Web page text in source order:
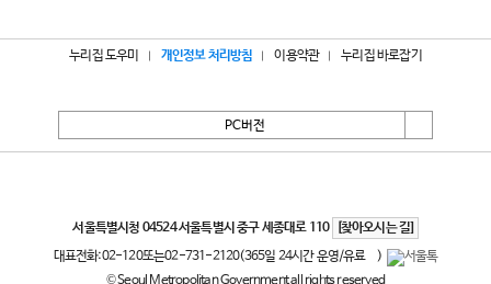
누리집 도우미 개인정보 처리방침 이용약관 누리집 바로잡기
PC버전
서울특별시청 04524 서울특별시 중구 세종대로 110
[찾아오시는 길]
대표전화:02-120또는02-731-2120(365일 24시간 운영/유료
)
© Seoul Metropolitan Government all rights reserved